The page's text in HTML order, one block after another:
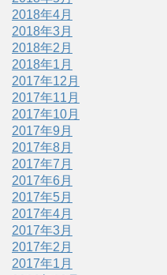
2018年4月
2018年3月
2018年2月
2018年1月
2017年12月
2017年11月
2017年10月
2017年9月
2017年8月
2017年7月
2017年6月
2017年5月
2017年4月
2017年3月
2017年2月
2017年1月